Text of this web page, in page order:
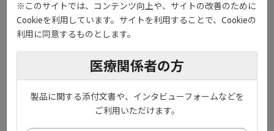
動画［4:22］
※このサイトでは、コンテンツ向上や、サイトの改善のために
Cookieを利用しています。サイトを利用することで、Cookieの
利用に同意するものとします。
医療関係者の方
製品に関する添付文書や、インタビューフォームなどを
ご利用いただけます。